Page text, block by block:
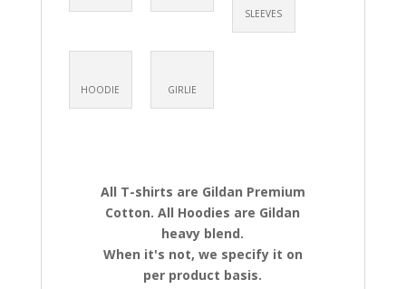
SLEEVES
HOODIE GIRLIE
All T-shirts are Gildan Premium
Cotton. All Hoodies are Gildan
heavy blend.
When it's not, we specify it on
per product basis.